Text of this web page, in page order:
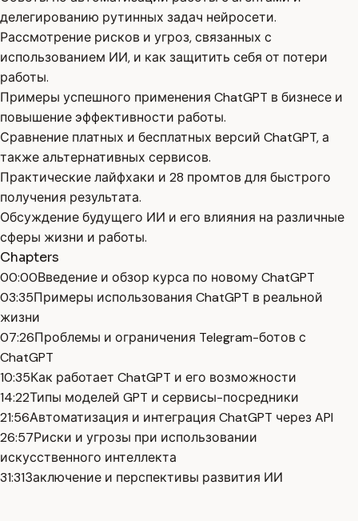
делегированию рутинных задач нейросети.
Рассмотрение рисков и угроз, связанных с
использованием ИИ, и как защитить себя от потери
работы.
Примеры успешного применения ChatGPT в бизнесе и
повышение эффективности работы.
Сравнение платных и бесплатных версий ChatGPT, а
также альтернативных сервисов.
Практические лайфхаки и 28 промтов для быстрого
получения результата.
Обсуждение будущего ИИ и его влияния на различные
сферы жизни и работы.
Chapters
00:00Введение и обзор курса по новому ChatGPT
03:35Примеры использования ChatGPT в реальной
жизни
07:26Проблемы и ограничения Telegram-ботов с
ChatGPT
10:35Как работает ChatGPT и его возможности
14:22Типы моделей GPT и сервисы-посредники
21:56Автоматизация и интеграция ChatGPT через API
26:57Риски и угрозы при использовании
искусственного интеллекта
31:31Заключение и перспективы развития ИИ